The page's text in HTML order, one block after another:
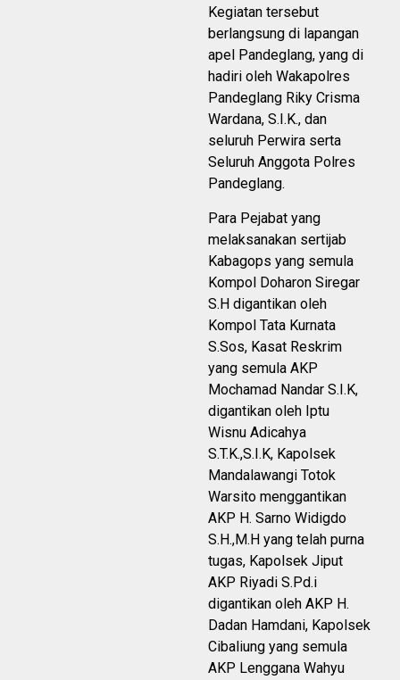
Kegiatan tersebut
berlangsung di lapangan
apel Pandeglang, yang di
hadiri oleh Wakapolres
Pandeglang Riky Crisma
Wardana, S.I.K., dan
seluruh Perwira serta
Seluruh Anggota Polres
Pandeglang.
Para Pejabat yang
melaksanakan sertijab
Kabagops yang semula
Kompol Doharon Siregar
S.H digantikan oleh
Kompol Tata Kurnata
S.Sos, Kasat Reskrim
yang semula AKP
Mochamad Nandar S.I.K,
digantikan oleh Iptu
Wisnu Adicahya
S.T.K.,S.I.K, Kapolsek
Mandalawangi Totok
Warsito menggantikan
AKP H. Sarno Widigdo
S.H.,M.H yang telah purna
tugas, Kapolsek Jiput
AKP Riyadi S.Pd.i
digantikan oleh AKP H.
Dadan Hamdani, Kapolsek
Cibaliung yang semula
AKP Lenggana Wahyu